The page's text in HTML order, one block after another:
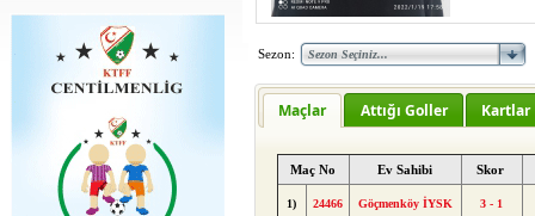
Sezon:
Maçlar Attığı Goller Kartlar
Maç No Ev Sahibi Skor
1) 24466 Göçmenköy İYSK 3 - 1